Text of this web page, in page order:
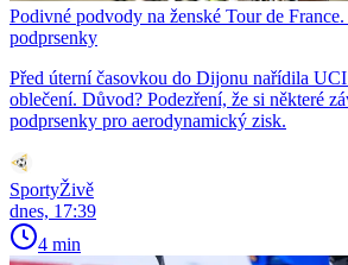
Podivné podvody na ženské Tour de
podprsenky
Před úterní časovkou do Dijonu nařídila
oblečení. Důvod? Podezření, že si některé
podprsenky pro aerodynamický zisk.
SportyŽivě
dnes, 17:39
4 min